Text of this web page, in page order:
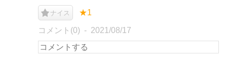
ナイス ★1
コメント(0) 2021/08/17